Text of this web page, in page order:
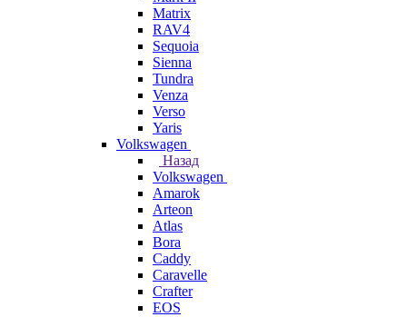
Matrix
RAV4
Sequoia
Sienna
Tundra
Venza
Verso
Yaris
Volkswagen
Назад
Volkswagen
Amarok
Arteon
Atlas
Bora
Caddy
Caravelle
Crafter
EOS